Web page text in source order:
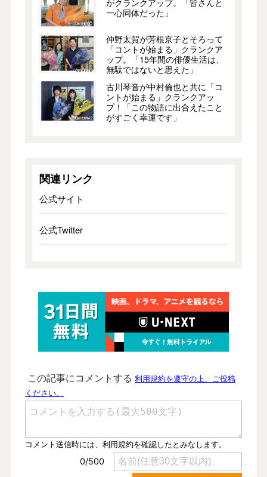
一心同体だった」
仲野太賀が芳根京子とそろって
「コントが始まる」クランクア
ップ。「15年間の俳優生活は、
無駄ではないと思えた」
古川琴音が中村倫也と共に「コ
ントが始まる」クランクアッ
プ！「この物語に出合えたこと
がすごく幸運です」
関連リンク
公式サイト
公式Twitter